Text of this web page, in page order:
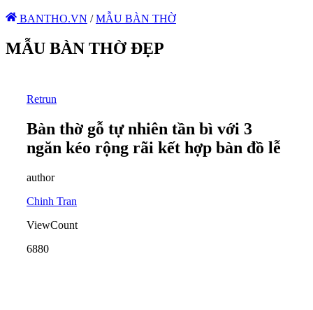
BANTHO.VN / MẪU BÀN THỜ
MẪU BÀN THỜ ĐẸP
Retrun
Bàn thờ gỗ tự nhiên tần bì với 3
ngăn kéo rộng rãi kết hợp bàn đồ lễ
author
Chinh Tran
ViewCount
6880